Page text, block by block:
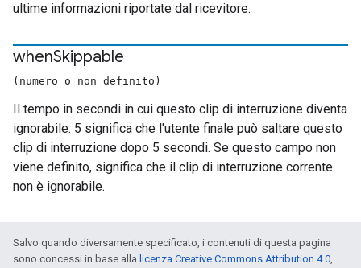
ultime informazioni riportate dal ricevitore.
whenSkippable
(numero o non definito)
Il tempo in secondi in cui questo clip di interruzione diventa
ignorabile. 5 significa che l'utente finale può saltare questo
clip di interruzione dopo 5 secondi. Se questo campo non
viene definito, significa che il clip di interruzione corrente
non è ignorabile.
Salvo quando diversamente specificato, i contenuti di questa pagina
sono concessi in base alla licenza Creative Commons Attribution 4.0,